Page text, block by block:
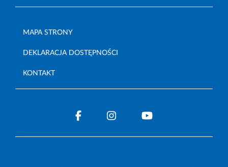
MAPA STRONY
DEKLARACJA DOSTĘPNOŚCI
KONTAKT